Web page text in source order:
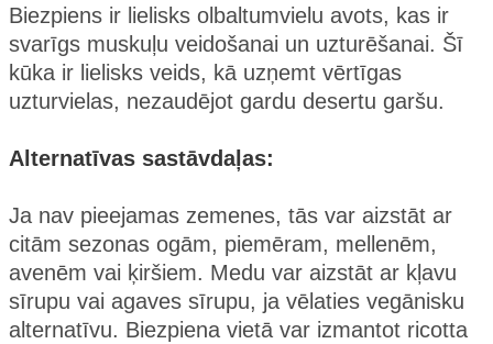
Biezpiens ir lielisks olbaltumvielu avots, kas ir
svarīgs muskuļu veidošanai un uzturēšanai. Šī
kūka ir lielisks veids, kā uzņemt vērtīgas
uzturvielas, nezaudējot gardu desertu garšu.
Alternatīvas sastāvdaļas:
Ja nav pieejamas zemenes, tās var aizstāt ar
citām sezonas ogām, piemēram, mellenēm,
avenēm vai ķiršiem. Medu var aizstāt ar kļavu
sīrupu vai agaves sīrupu, ja vēlaties vegānisku
alternatīvu. Biezpiena vietā var izmantot ricotta